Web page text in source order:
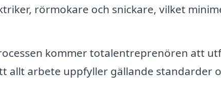
rörmokare och snickare, vilket
kommer totalentreprenören att
allt arbete uppfyller gällande standarder